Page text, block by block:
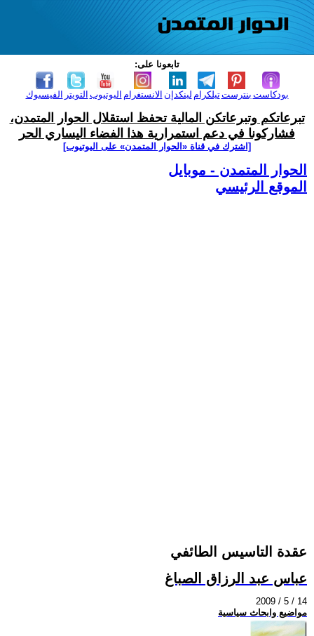
تابعونا على:
الفيسبوك التويتر اليوتيوب الانستغرام لينكدإن تيلكرامبنترست بودكاست
تبرعاتكم وتبرعاتكن المالية تحفظ استقلال الحوار المتمدن،
فشاركونا في دعم استمرارية هذا الفضاء اليساري الحر
[اشترك في قناة ‫«الحوار المتمدن» على اليوتيوب]
الحوار المتمدن - موبايل
الموقع الرئيسي
عقدة التاسيس الطائفي
عباس عبد الرزاق الصباغ
2009 / 5 / 14
مواضيع وابحاث سياسية